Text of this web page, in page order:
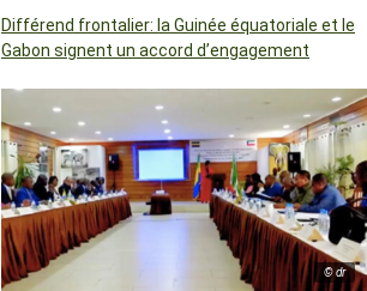
Différend frontalier: la Guinée équatoriale et le
Gabon signent un accord d’engagement
© dr